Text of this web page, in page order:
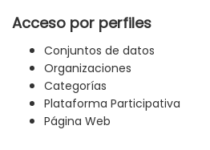
Acceso por perfiles
Conjuntos de datos
Organizaciones
Categorías
Plataforma Participativa
Página Web